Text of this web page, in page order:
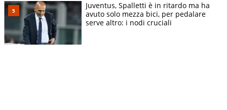
Juventus, Spalletti è in ritardo ma ha
avuto solo mezza bici, per pedalare
serve altro: i nodi cruciali